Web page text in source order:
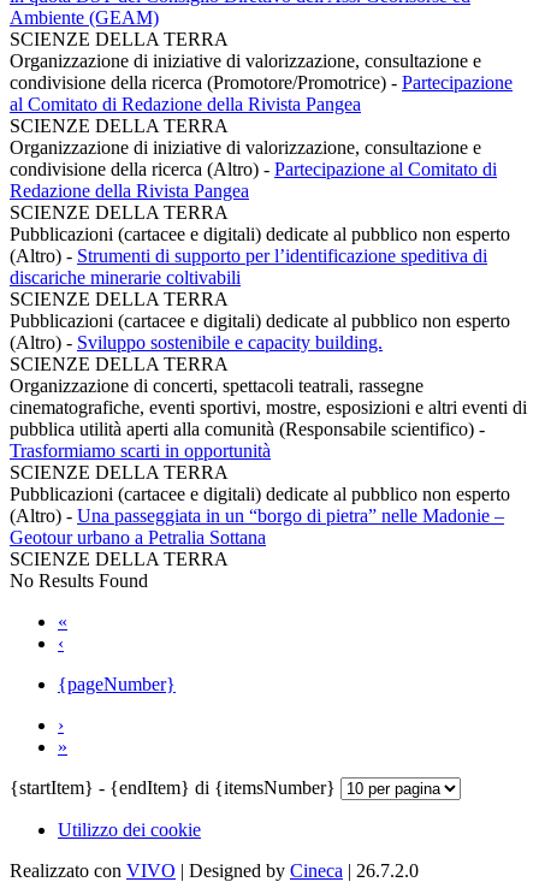
Ambiente (GEAM)
SCIENZE DELLA TERRA
Organizzazione di iniziative di valorizzazione, consultazione e
condivisione della ricerca (Promotore/Promotrice) - Partecipazione
al Comitato di Redazione della Rivista Pangea
SCIENZE DELLA TERRA
Organizzazione di iniziative di valorizzazione, consultazione e
condivisione della ricerca (Altro) - Partecipazione al Comitato di
Redazione della Rivista Pangea
SCIENZE DELLA TERRA
Pubblicazioni (cartacee e digitali) dedicate al pubblico non esperto
(Altro) - Strumenti di supporto per l’identificazione speditiva di
discariche minerarie coltivabili
SCIENZE DELLA TERRA
Pubblicazioni (cartacee e digitali) dedicate al pubblico non esperto
(Altro) - Sviluppo sostenibile e capacity building.
SCIENZE DELLA TERRA
Organizzazione di concerti, spettacoli teatrali, rassegne
cinematografiche, eventi sportivi, mostre, esposizioni e altri eventi di
pubblica utilità aperti alla comunità (Responsabile scientifico) -
Trasformiamo scarti in opportunità
SCIENZE DELLA TERRA
Pubblicazioni (cartacee e digitali) dedicate al pubblico non esperto
(Altro) - Una passeggiata in un “borgo di pietra” nelle Madonie –
Geotour urbano a Petralia Sottana
SCIENZE DELLA TERRA
No Results Found
«
‹
{pageNumber}
›
»
{startItem} - {endItem} di {itemsNumber}
Utilizzo dei cookie
Realizzato con VIVO | Designed by Cineca | 26.7.2.0